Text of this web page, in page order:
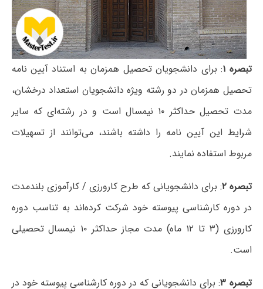
تبصره ۱ : برای دانشجویان تحصیل همزمان به استناد آیین نامه
تحصیل همزمان در دو رشته ویژه دانشجویان استعداد درخشان،
مدت تحصیل حداکثر ۱۰ نیمسال است و در رشته‌ای که سایر
شرایط این آیین نامه را داشته باشند، می‌توانند از تسهیلات
مربوط استفاده نمایند.
تبصره ۲ : برای دانشجویانی که طرح کارورزی / کارآموزی بلندمدت
در دوره کارشناسی پیوسته خود شرکت کرده‌اند به تناسب دوره
کارورزی (۳ تا ۱۲ ماه) مدت مجاز حداکثر ۱۰ نیمسال تحصیلی
است.
تبصره ۳ : برای دانشجویانی که در دوره کارشناسی پیوسته خود در